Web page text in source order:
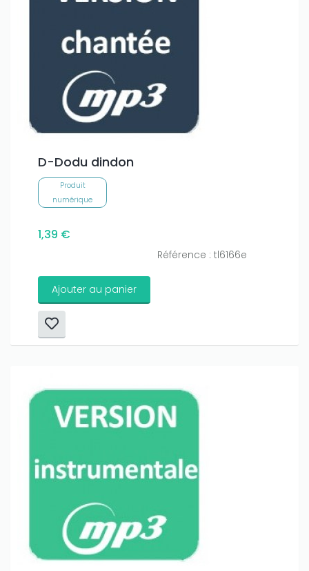
D-Dodu dindon
Produit
numérique
1,39 €
Référence : tl6166e
Ajouter au panier